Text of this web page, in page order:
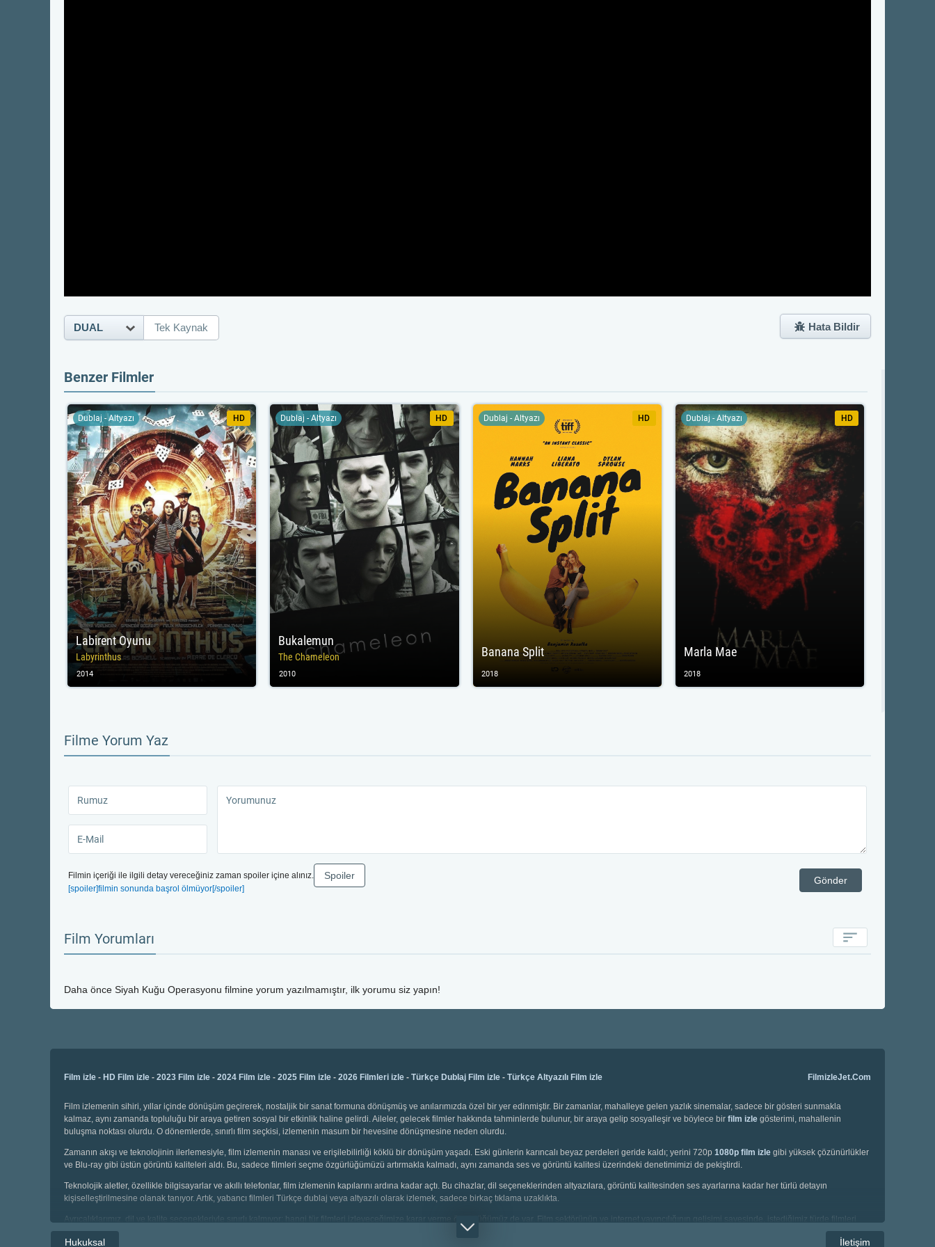
DUAL Tek Kaynak Hata Bildir
Benzer Filmler
Labirent Oyunu
Labyrinthus
Dublaj - Altyazı HD
2014
Bukalemun
The Chameleon
Dublaj - Altyazı HD
2010
Banana Split
Dublaj - Altyazı HD
2018
Marla Mae
Dublaj - Altyazı HD
2018
Filme Yorum Yaz
Filmin içeriği ile ilgili detay vereceğiniz zaman spoiler içine alınız.
[spoiler]filmin sonunda başrol ölmüyor[/spoiler]
Gönder
Spoiler
Film Yorumları
Daha önce Siyah Kuğu Operasyonu filmine yorum yazılmamıştır, ilk yorumu siz yapın!
Film izle - HD Film izle - 2023 Film izle - 2024 Film izle - 2025 Film izle - 2026 Filmleri izle - Türkçe Dublaj Film izle - Türkçe Altyazılı Film izle FilmizleJet.Com
Film izlemenin sihiri, yıllar içinde dönüşüm geçirerek, nostaljik bir sanat formuna dönüşmüş ve anılarımızda özel bir yer edinmiştir. Bir zamanlar, mahalleye gelen yazlık sinemalar, sadece bir gösteri sunmakla
kalmaz, aynı zamanda topluluğu bir araya getiren sosyal bir etkinlik haline gelirdi. Aileler, gelecek filmler hakkında tahminlerde bulunur, bir araya gelip sosyalleşir ve böylece bir film izle gösterimi, mahallenin
buluşma noktası olurdu. O dönemlerde, sınırlı film seçkisi, izlemenin masum bir hevesine dönüşmesine neden olurdu.
Zamanın akışı ve teknolojinin ilerlemesiyle, film izlemenin manası ve erişilebilirliği köklü bir dönüşüm yaşadı. Eski günlerin karıncalı beyaz perdeleri geride kaldı; yerini 720p 1080p film izle gibi yüksek çözünürlükler
ve Blu-ray gibi üstün görüntü kaliteleri aldı. Bu, sadece filmleri seçme özgürlüğümüzü artırmakla kalmadı, aynı zamanda ses ve görüntü kalitesi üzerindeki denetimimizi de pekiştirdi.
Teknolojik aletler, özellikle bilgisayarlar ve akıllı telefonlar, film izlemenin kapılarını ardına kadar açtı. Bu cihazlar, dil seçeneklerinden altyazılara, görüntü kalitesinden ses ayarlarına kadar her türlü detayın
kişiselleştirilmesine olanak tanıyor. Artık, yabancı filmleri Türkçe dublaj veya altyazılı olarak izlemek, sadece birkaç tıklama uzaklıkta.
Ayrıcalıklarımız, dil ve kalite seçenekleriyle sınırlı kalmıyor; hangi tür filmleri izleyeceğimize karar verme özgürlüğümüz de var. Film sektörünün ve internet yayıncılığının gelişimi sayesinde, istediğimiz türde filmleri
seçebiliyor, geniş kategoriler arasında gezinebiliyoruz. Çocuklar için animasyonlar, gençler için aksiyon dolu sahneler, yetişkinler için bilim kurgu ve korku filmleri gibi geniş bir yelpazede seçim yapma imkanına
sahibiz.
Hukuksal İletişim